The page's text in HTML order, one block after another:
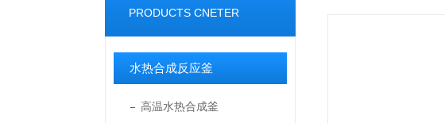
PRODUCTS CNETER
水热合成反应釜
高温水热合成釜